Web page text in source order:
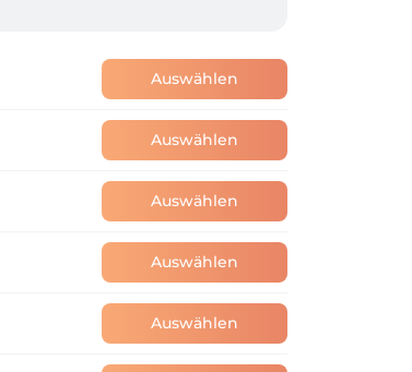
Auswählen
Auswählen
Auswählen
Auswählen
Auswählen